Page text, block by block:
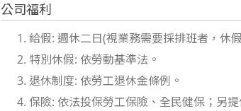
公司福利
給假: 週休二日(視業務需要採排班者，休
特別休假: 依勞動基準法。
退休制度: 依勞工退休金條例。
保險: 依法投保勞工保險、全民健保；另